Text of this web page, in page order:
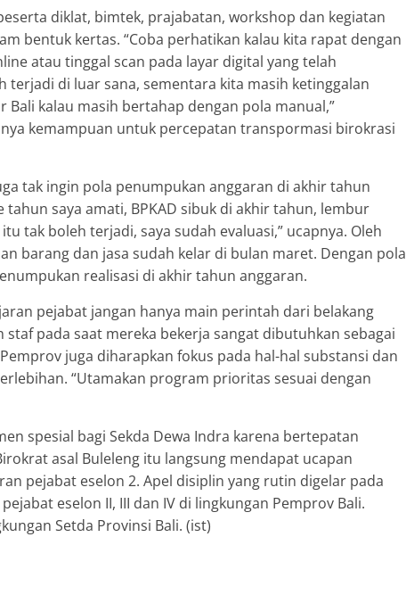
diklat, bimtek, prajabatan, workshop dan kegiatan
bentuk kertas. “Coba perhatikan kalau kita rapat dengan
atau tinggal scan pada layar digital yang telah
terjadi di luar sana, sementara kita masih ketinggalan
kalau masih bertahap dengan pola manual,”
kemampuan untuk percepatan transpormasi birokrasi
tak ingin pola penumpukan anggaran di akhir tahun
tahun saya amati, BPKAD sibuk di akhir tahun, lembur
tak boleh terjadi, saya sudah evaluasi,” ucapnya. Oleh
barang dan jasa sudah kelar di bulan maret. Dengan pola
realisasi di akhir tahun anggaran.
pejabat jangan hanya main perintah dari belakang
pada saat mereka bekerja sangat dibutuhkan sebagai
juga diharapkan fokus pada hal-hal substansi dan
“Utamakan program prioritas sesuai dengan
spesial bagi Sekda Dewa Indra karena bertepatan
asal Buleleng itu langsung mendapat ucapan
pejabat eselon 2. Apel disiplin yang rutin digelar pada
eselon II, III dan IV di lingkungan Pemprov Bali.
Setda Provinsi Bali. (ist)